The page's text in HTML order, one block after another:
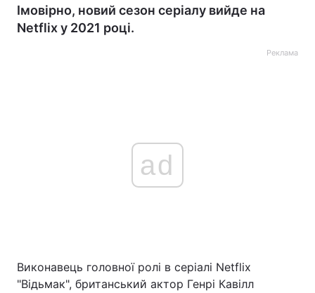
Імовірно, новий сезон серіалу вийде на
Netflix у 2021 році.
Реклама
ad
Виконавець головної ролі в серіалі Netflix
"Відьмак", британський актор Генрі Кавілл